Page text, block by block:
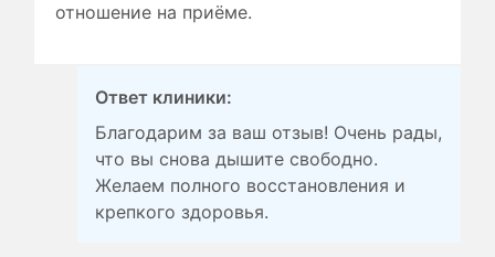
отношение на приёме.
Ответ клиники:
Благодарим за ваш отзыв! Очень рады,
что вы снова дышите свободно.
Желаем полного восстановления и
крепкого здоровья.